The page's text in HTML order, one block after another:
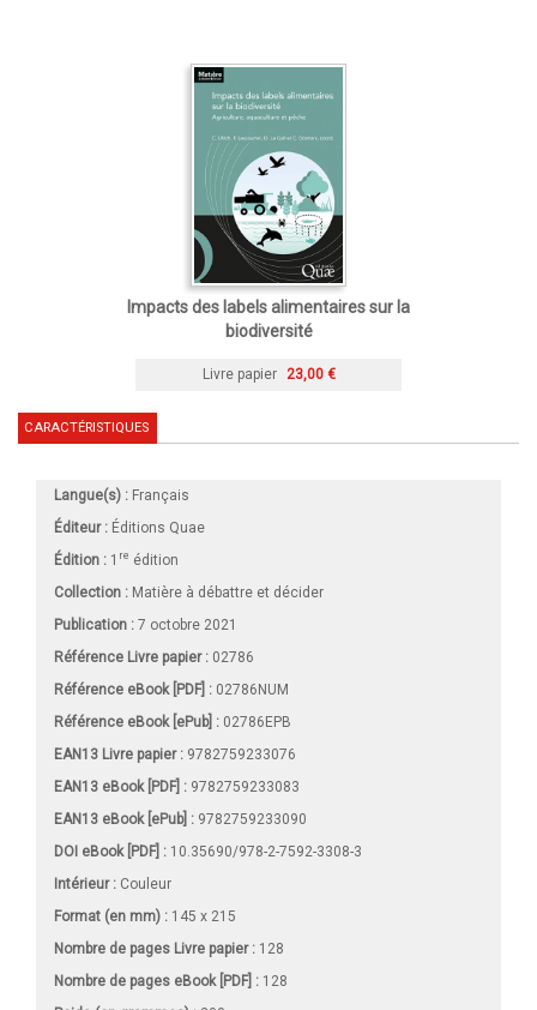
Impacts des labels alimentaires sur la
biodiversité
Livre papier 23,00 €
CARACTÉRISTIQUES
Langue(s) : Français
Éditeur : Éditions Quae
Édition : 1 re édition
Collection : Matière à débattre et décider
Publication : 7 octobre 2021
Référence Livre papier : 02786
Référence eBook [PDF] : 02786NUM
Référence eBook [ePub] : 02786EPB
EAN13 Livre papier : 9782759233076
EAN13 eBook [PDF] : 9782759233083
EAN13 eBook [ePub] : 9782759233090
DOI eBook [PDF] : 10.35690/978-2-7592-3308-3
Intérieur : Couleur
Format (en mm) : 145 x 215
Nombre de pages Livre papier: 128
Nombre de pages eBook [PDF] : 128